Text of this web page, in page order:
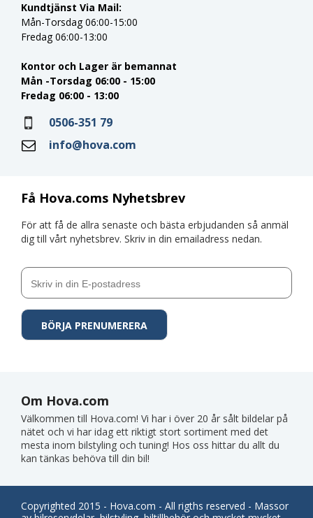
Få Hova.coms Nyhetsbrev
För att få de allra senaste och bästa erbjudanden så anmäl
dig till vårt nyhetsbrev. Skriv in din emailadress nedan.
Kundtjänst Via Mail:
Mån-Torsdag 06:00-15:00
Fredag 06:00-13:00
Kontor och Lager är bemannat
Mån -Torsdag 06:00 - 15:00
Fredag 06:00 - 13:00
0506-351 79
info@hova.com
Om Hova.com
Välkommen till Hova.com! Vi har i över 20 år sålt bildelar på
nätet och vi har idag ett riktigt stort sortiment med det
mesta inom bilstyling och tuning! Hos oss hittar du allt du
kan tänkas behöva till din bil!
Copyrighted 2015 - Hova.com - All rigths reserved - Massor